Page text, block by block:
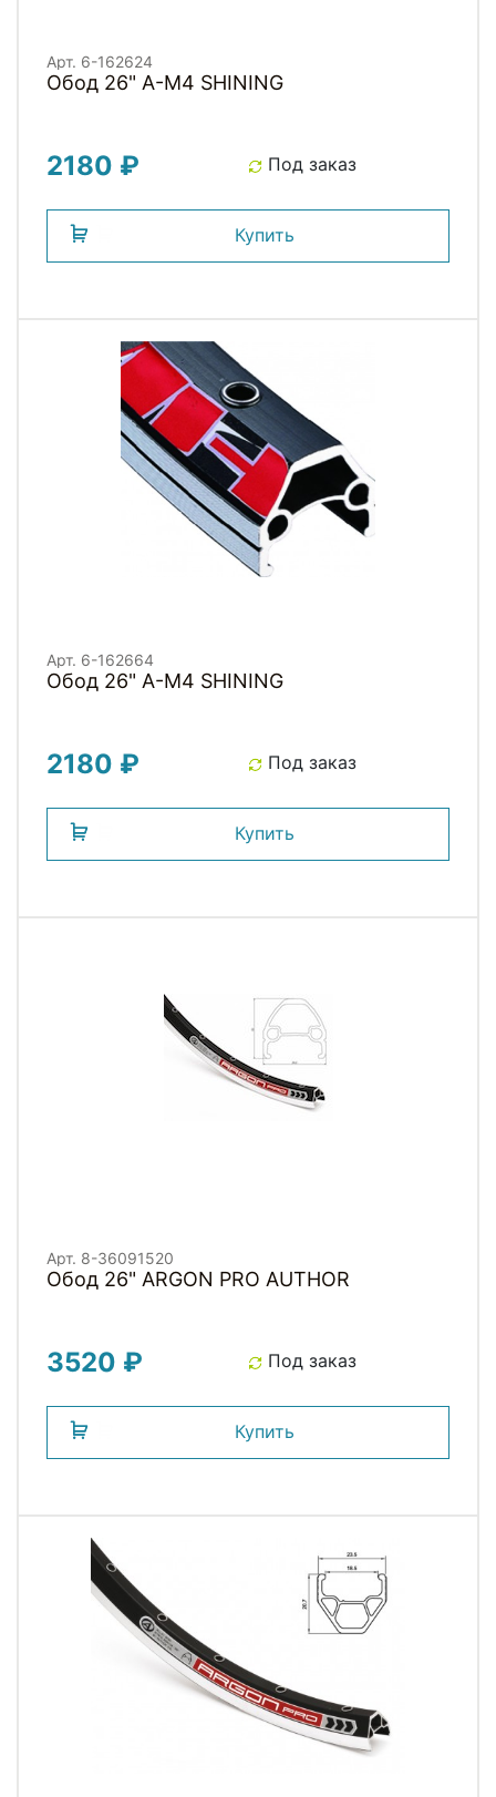
Арт. 6-162624
Обод 26" A-M4 SHINING
2180 ₽ Под заказ
Купить
Арт. 6-162664
Обод 26" A-M4 SHINING
2180 ₽ Под заказ
Купить
Арт. 8-36091520
Обод 26" ARGON PRO AUTHOR
3520 ₽ Под заказ
Купить